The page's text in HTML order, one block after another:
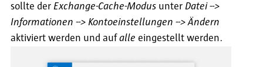
sollte der Exchange-Cache-Modus unter Datei -->
Informationen --> Kontoeinstellungen --> Ändern
aktiviert werden und aufalle eingestellt werden.